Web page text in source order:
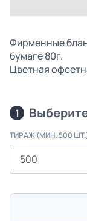
Фирменные
бумаге 80г.
Цветная
1
ТИРАЖ (МИН. 500